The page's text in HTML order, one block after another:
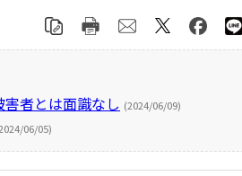
者とは面識なし (2024/06/09)
06/05)